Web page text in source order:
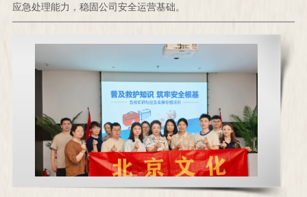
应急处理能力，稳固公司安全运营基础。